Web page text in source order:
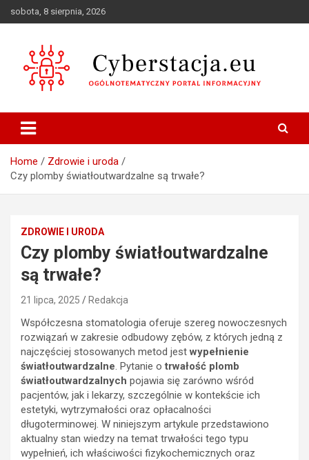
to
sobota, 8 sierpnia, 2026
Cyberstacja.eu
Home
Zdrowie i uroda
Czy plomby światłoutwardzalne są trwałe?
ZDROWIE I URODA
Czy plomby światłoutwardzalne
są trwałe?
21 lipca, 2025 Redakcja
Współczesna stomatologia oferuje szereg nowoczesnych
rozwiązań w zakresie odbudowy zębów, z których jedną z
najczęściej stosowanych metod jestwypełnienie
światłoutwardzalne. Pytanie otrwałość plomb
światłoutwardzalnych pojawia się zarówno wśród
pacjentów, jak i lekarzy, szczególnie w kontekście ich
estetyki, wytrzymałości oraz opłacalności
długoterminowej. W niniejszym artykule przedstawiono
aktualny stan wiedzy na temat trwałości tego typu
wypełnień, ich właściwości fizykochemicznych oraz